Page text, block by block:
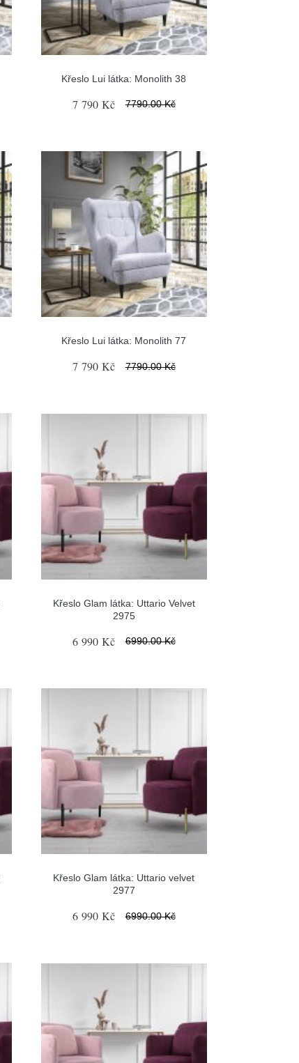
Křeslo Lui látka: Monolith 38
7 790 Kč 7790.00 Kč
Křeslo Lui látka: Monolith 77
7 790 Kč 7790.00 Kč
Křeslo Glam látka: Uttario Velvet
2975
6 990 Kč 6990.00 Kč
Křeslo Glam látka: Uttario velvet
2977
6 990 Kč 6990.00 Kč